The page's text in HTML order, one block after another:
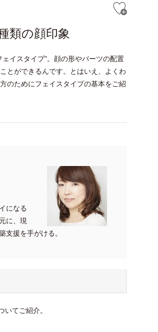
類の顔印象
イスタイプ”。顔の形やパーツの配置
とができるんです。とはいえ、よくわ
のためにフェイスタイプの基本をご紹
になる
に、現
援を手がける。
てご紹介。